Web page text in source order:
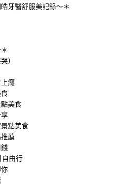
皓牙醫舒服美記錄～＊
）
癮
美食
點美食
薦
自由行